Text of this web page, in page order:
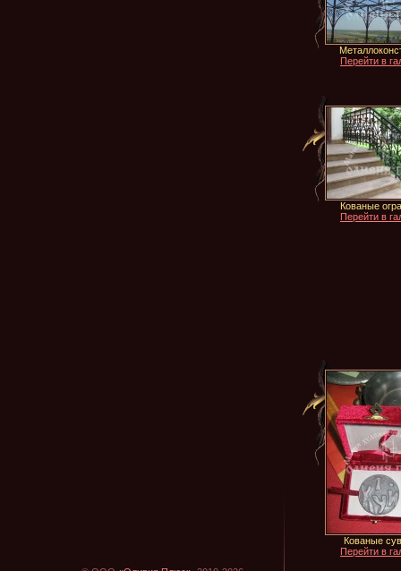
Перейти в
Кованые
Перейти в
Кованые
Перейти в